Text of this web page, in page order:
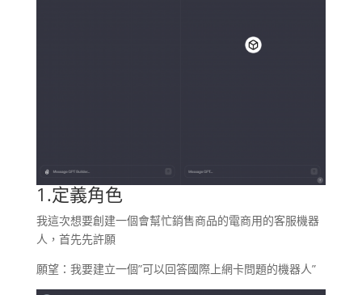
1.定義角色
我這次想要創建一個會幫忙銷售商品的電商用的客服機器
人，首先先許願
願望：我要建立一個”可以回答國際上網卡問題的機器人”